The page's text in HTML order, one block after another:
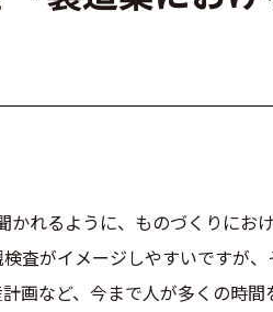
かれるように、ものづくりに
査がイメージしやすいですが
画など、今まで人が多くの時